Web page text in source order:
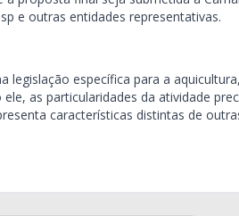
e outras entidades representativas.
legislação específica para a aquicultura,
as particularidades da atividade
características distintas de